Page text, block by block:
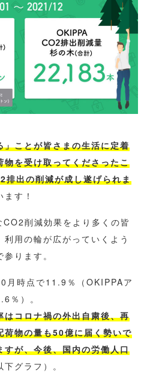
」ことが皆さまの生活に定着
を受け取ってくださったこ
排出の削減が成し遂げられま
す！
削減効果をより多くの皆
用の輪が広がっていくよう
ります。
月時点で11.9％（OKIPPAア
％）。
はコロナ禍の外出自粛後、再
荷物の量も50億に届く勢いで
すが、今後、国内の労働人口
下グラフ）。